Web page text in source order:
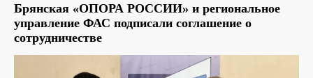
Брянская «ОПОРА РОССИИ» и региональное
управление ФАС подписали соглашение о
сотрудничестве